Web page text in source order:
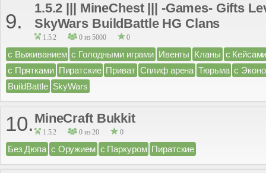
9.
1.5.2 ||| MineChest ||| -Games- Gifts
SkyWars BuildBattle HG Clans
1.5.2 0 из 5000 0
с Выживанием с Голодными играми Ивенты Кланы с
с Прятками Пиратские Приват Сплиф арена Тюрьма с
BuildBattle SkyWars
10. MineCraft Bukkit
1.5.2 0 из 20 0
Без Дюпа с Оружием с Паркуром Пиратские